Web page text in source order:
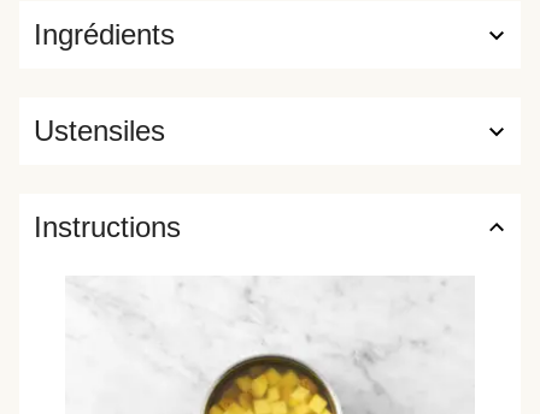
Ingrédients
Ustensiles
Instructions